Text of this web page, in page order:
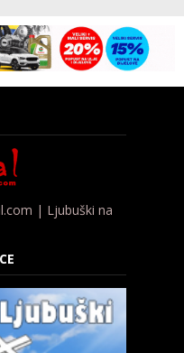
| Ljubuški na